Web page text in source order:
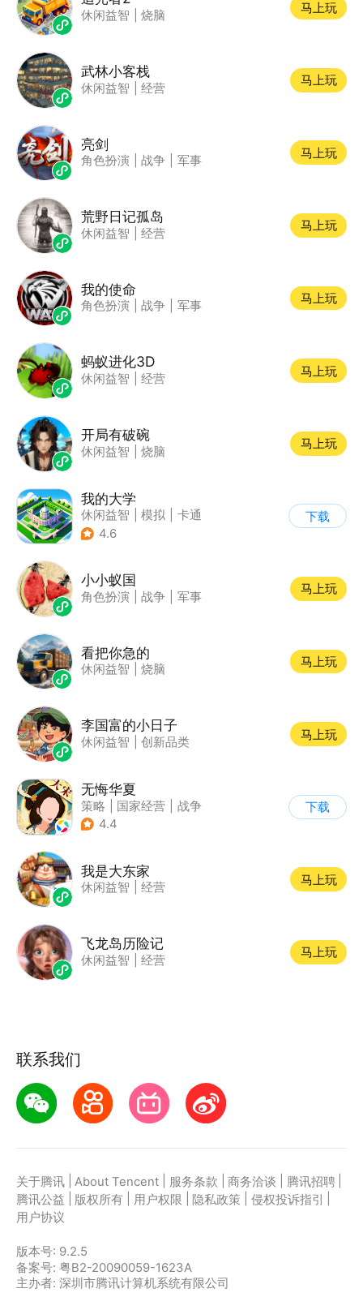
休闲益智 烧脑
马上玩
武林小客栈
休闲益智 经营
马上玩
亮剑
角色扮演 战争 军事
马上玩
荒野日记孤岛
休闲益智 经营
马上玩
我的使命
角色扮演 战争 军事
马上玩
蚂蚁进化3D
休闲益智 经营
马上玩
开局有破碗
休闲益智 烧脑
马上玩
我的大学
休闲益智 模拟
卡通
| 九游
4.6
下载
小小蚁国
角色扮演 战争 军事
马上玩
看把你急的
休闲益智 烧脑
马上玩
李国富的小日子
休闲益智 创新品类
马上玩
无悔华夏
策略 国家经营
战争
| 中国风
4.4
下载
我是大东家
休闲益智 经营
马上玩
飞龙岛历险记
休闲益智 经营
马上玩
联系我们
关于腾讯 About Tencent 服务条款 商务洽谈 腾讯招聘
腾讯公益
版权所有 用户权限 隐私政策 侵权投诉指引
用户协议
版本号: 9.2.5
备案号: 粤B2-20090059-1623A
主办者: 深圳市腾讯计算机系统有限公司